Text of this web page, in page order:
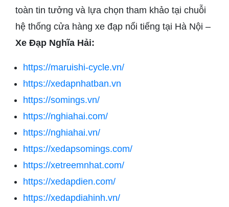
toàn tin tưởng và lựa chọn tham khảo tại chuỗi
hệ thống cửa hàng xe đạp nổi tiếng tại Hà Nội –
Xe Đạp Nghĩa Hải:
https://maruishi-cycle.vn/
https://xedapnhatban.vn
https://somings.vn/
https://nghiahai.com/
https://nghiahai.vn/
https://xedapsomings.com/
https://xetreemnhat.com/
https://xedapdien.com/
https://xedapdiahinh.vn/